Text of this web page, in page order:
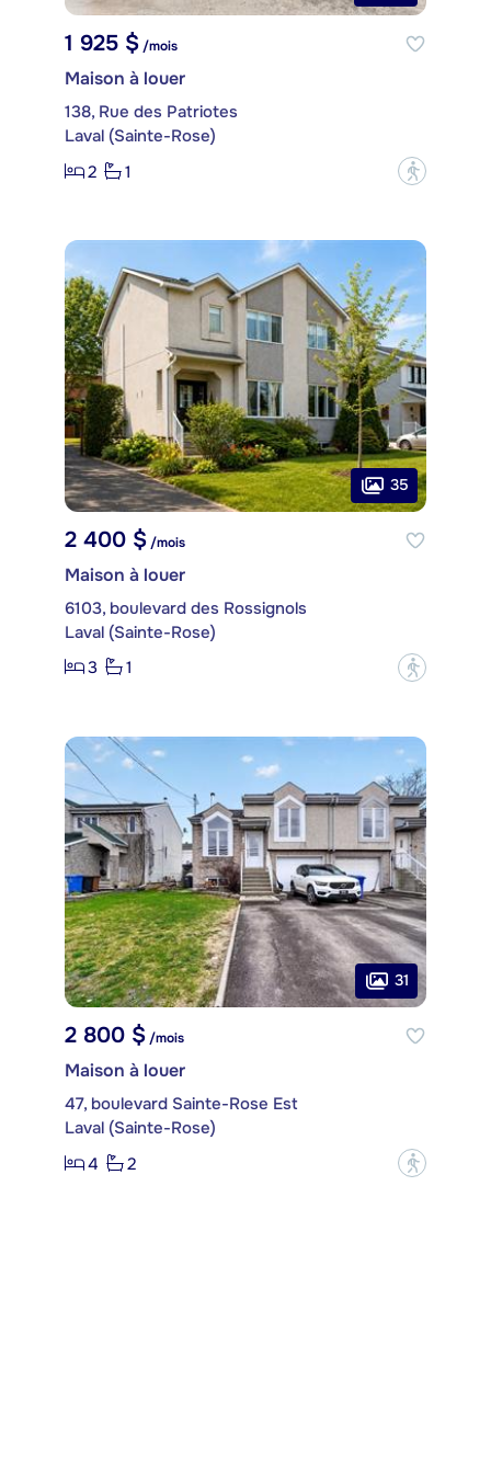
1 925 $/mois
Maison à louer
138, Rue des Patriotes
Laval (Sainte-Rose)
2
1 ?
35
2 400 $ /mois
Maison à louer
6103, boulevard des Rossignols
Laval (Sainte-Rose)
3
1 ?
31
2 800 $/mois
Maison à louer
47, boulevard Sainte-Rose Est
Laval (Sainte-Rose)
4
2 ?